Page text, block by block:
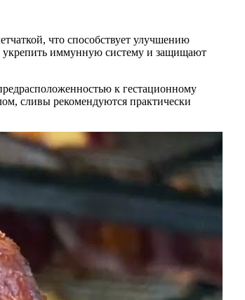
что способствует улучшению
укрепить иммунную систему и защищают
к гестационному
сливы рекомендуются практически